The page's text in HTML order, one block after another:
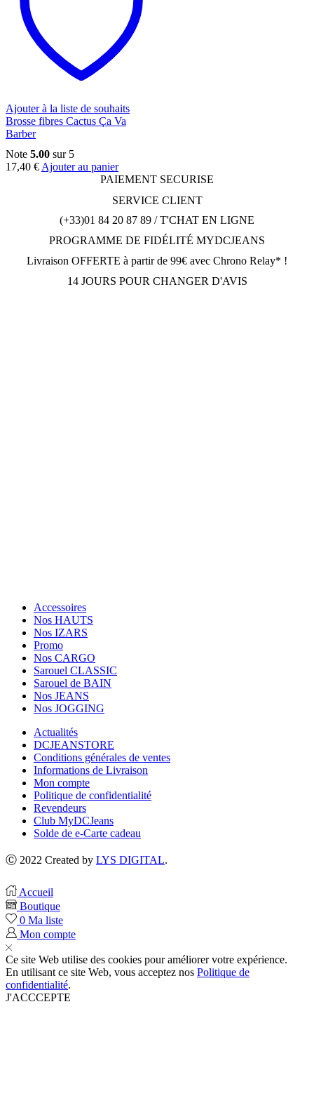
Ajouter à la liste de souhaits
Brosse fibres Cactus Ça Va
Barber
Note 5.00 sur 5
17,40 € Ajouter au panier
PAIEMENT SECURISE
SERVICE CLIENT
(+33)01 84 20 87 89 / T'CHAT EN LIGNE
PROGRAMME DE FIDÉLITÉ MYDCJEANS
Livraison OFFERTE à partir de 99€ avec Chrono Relay* !
14 JOURS POUR CHANGER D'AVIS
Accessoires
Nos HAUTS
Nos IZARS
Promo
Nos CARGO
Sarouel CLASSIC
Sarouel de BAIN
Nos JEANS
Nos JOGGING
Actualités
DCJEANSTORE
Conditions générales de ventes
Informations de Livraison
Mon compte
Politique de confidentialité
Revendeurs
Club MyDCJeans
Solde de e-Carte cadeau
Ⓒ 2022 Created by LYS DIGITAL.
Accueil
Boutique
0 Ma liste
Mon compte
Ce site Web utilise des cookies pour améliorer votre expérience.
En utilisant ce site Web, vous acceptez nos Politique de
confidentialité.
J'ACCCEPTE